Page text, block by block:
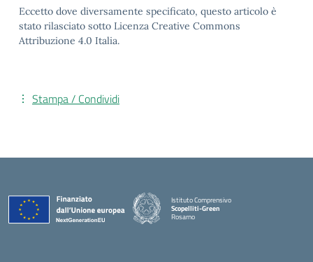
Eccetto dove diversamente specificato, questo articolo è
stato rilasciato sotto Licenza Creative Commons
Attribuzione 4.0 Italia.
Stampa / Condividi
Istituto Comprensivo
Scopelliti-Green
Rosarno